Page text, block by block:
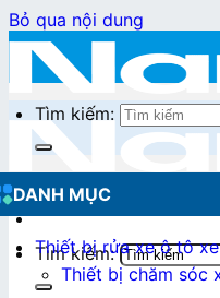
Bỏ qua nội dung
Tìm kiếm:
Tìm kiếm:
DANH MỤC
Thiết bị rửa xe ô tô
Thiết bị chăm sóc